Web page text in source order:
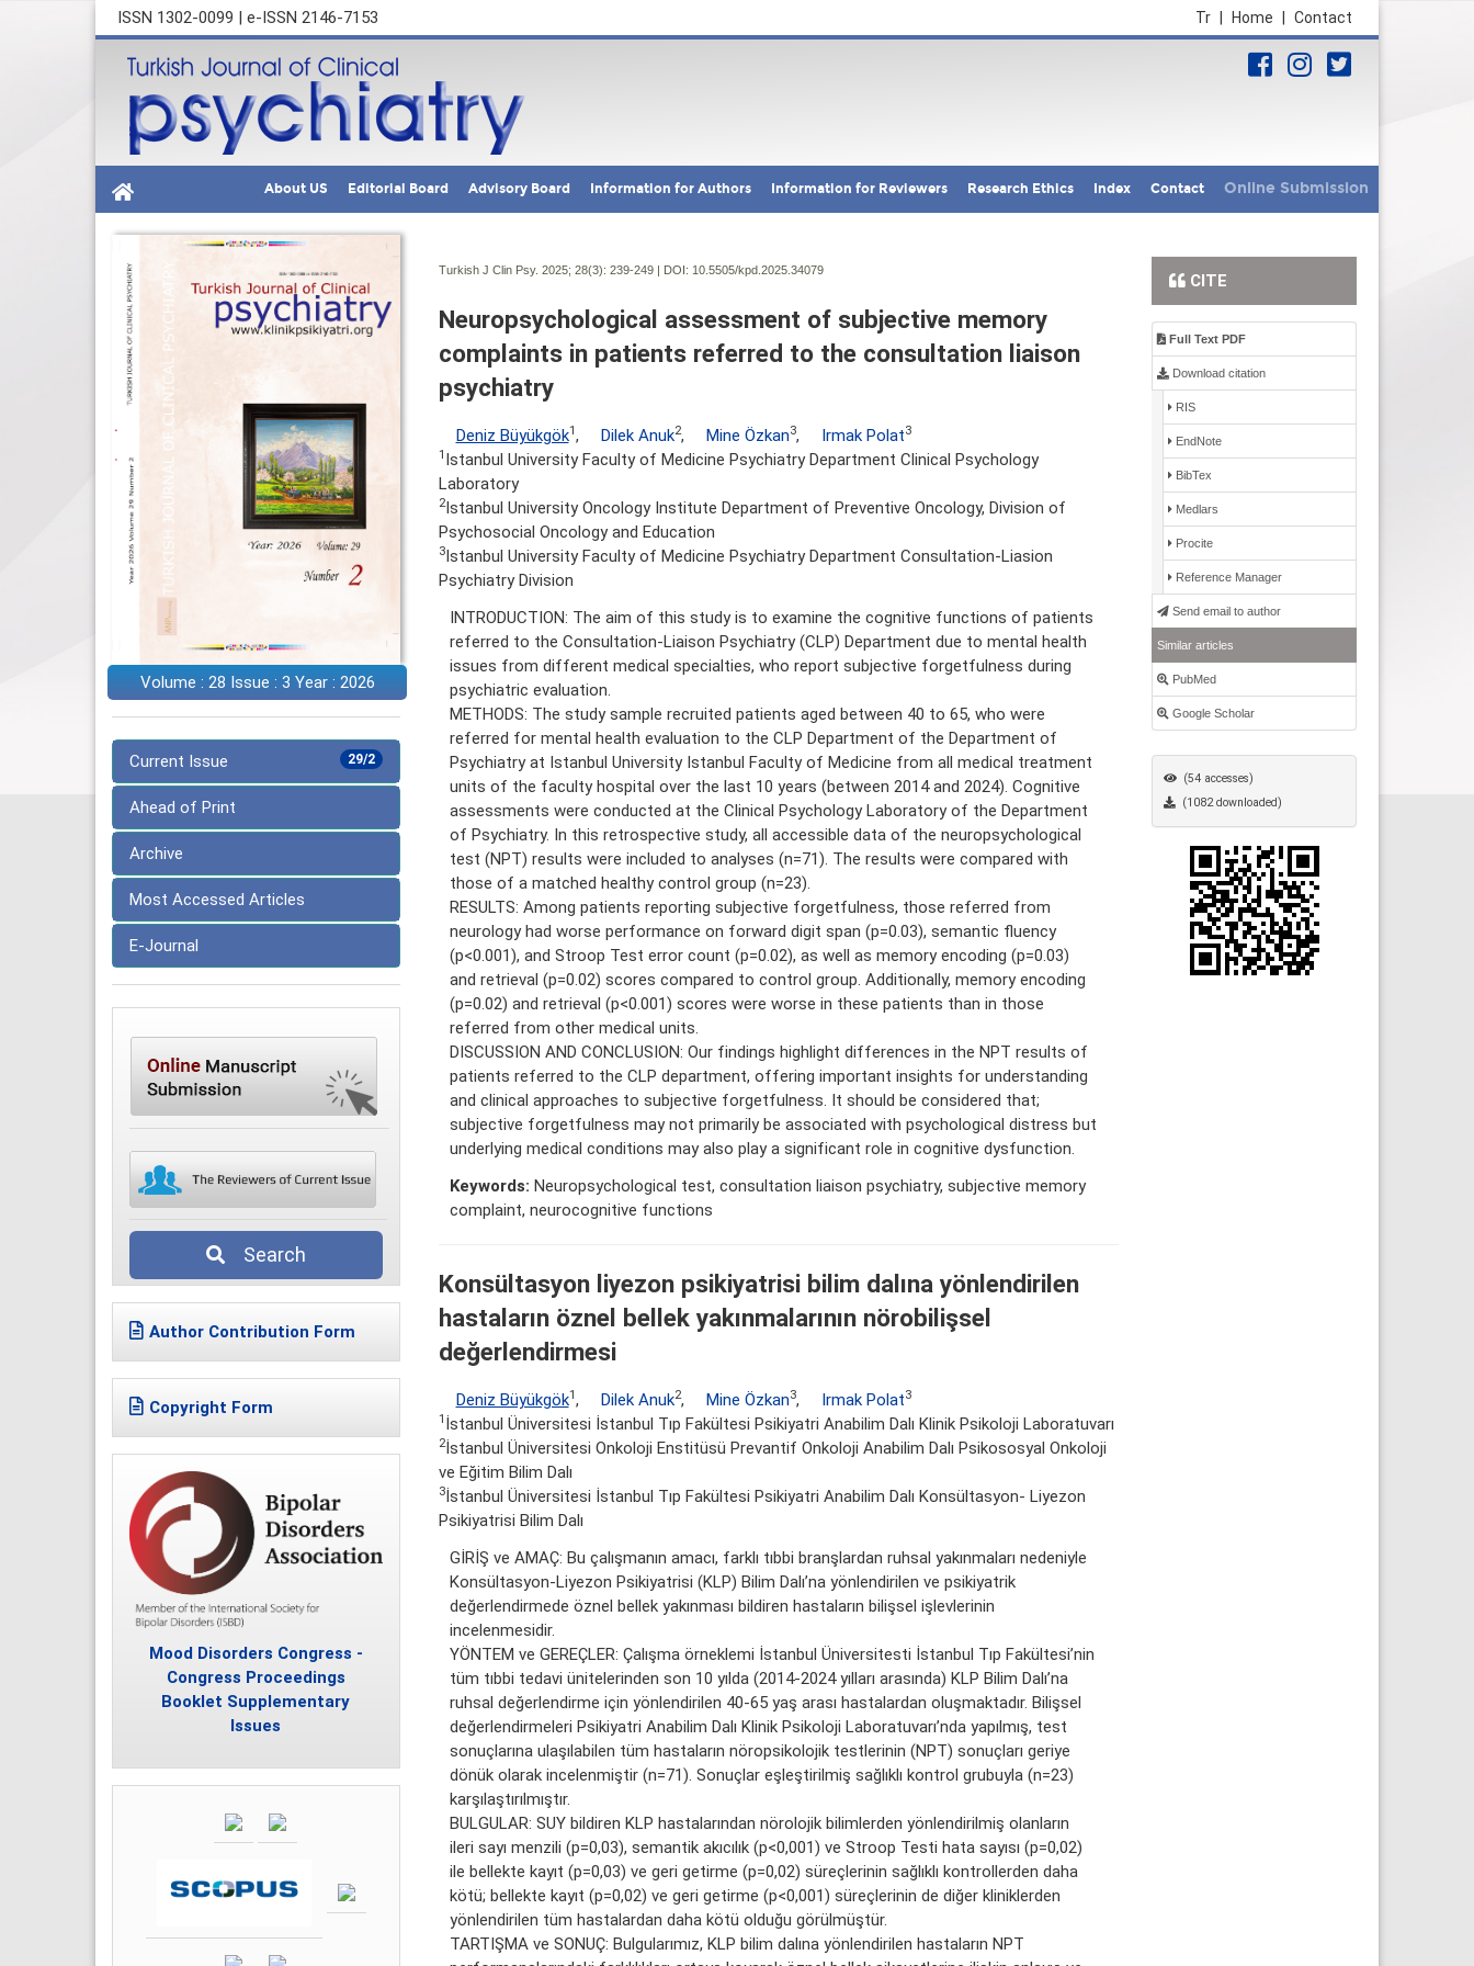
ISSN 1302-0099 | e-ISSN 2146-7153 Contact
Home
Tr
About US Editorial Board Advisory Board Information for Authors Information for Reviewers Research Ethics Index Contact Online Submission
Volume : 28 Issue : 3 Year : 2026
29/2
Current Issue
Ahead of Print
Archive
Most Accessed Articles
E-Journal
Search
Author Contribution Form
Copyright Form
Mood Disorders Congress -
Congress Proceedings
Booklet Supplementary
Issues
Turkish J Clin Psy. 2025; 28(3): 239-249 | DOI: 10.5505/kpd.2025.34079
Neuropsychological assessment of subjective memory
complaints in patients referred to the consultation liaison
psychiatry
Deniz Büyükgök1 , Dilek Anuk2, Mine Özkan3, Irmak Polat3
1 Istanbul University Faculty of Medicine Psychiatry Department Clinical Psychology
Laboratory
2Istanbul University Oncology Institute Department of Preventive Oncology, Division of
Psychosocial Oncology and Education
3Istanbul University Faculty of Medicine Psychiatry Department Consultation-Liasion
Psychiatry Division
INTRODUCTION: The aim of this study is to examine the cognitive functions of patients
referred to the Consultation-Liaison Psychiatry (CLP) Department due to mental health
issues from different medical specialties, who report subjective forgetfulness during
psychiatric evaluation.
METHODS: The study sample recruited patients aged between 40 to 65, who were
referred for mental health evaluation to the CLP Department of the Department of
Psychiatry at Istanbul University Istanbul Faculty of Medicine from all medical treatment
units of the faculty hospital over the last 10 years (between 2014 and 2024). Cognitive
assessments were conducted at the Clinical Psychology Laboratory of the Department
of Psychiatry. In this retrospective study, all accessible data of the neuropsychological
test (NPT) results were included to analyses (n=71). The results were compared with
those of a matched healthy control group (n=23).
RESULTS: Among patients reporting subjective forgetfulness, those referred from
neurology had worse performance on forward digit span (p=0.03), semantic fluency
(p<0.001), and Stroop Test error count (p=0.02), as well as memory encoding (p=0.03)
and retrieval (p=0.02) scores compared to control group. Additionally, memory encoding
(p=0.02) and retrieval (p<0.001) scores were worse in these patients than in those
referred from other medical units.
DISCUSSION AND CONCLUSION: Our findings highlight differences in the NPT results of
patients referred to the CLP department, offering important insights for understanding
and clinical approaches to subjective forgetfulness. It should be considered that;
subjective forgetfulness may not primarily be associated with psychological distress but
underlying medical conditions may also play a significant role in cognitive dysfunction.
Keywords: Neuropsychological test, consultation liaison psychiatry, subjective memory
complaint, neurocognitive functions
Konsültasyon liyezon psikiyatrisi bilim dalına yönlendirilen
hastaların öznel bellek yakınmalarının nörobilişsel
değerlendirmesi
Deniz Büyükgök1, Dilek Anuk2, Mine Özkan3, Irmak Polat3
1 İstanbul Üniversitesi İstanbul Tıp Fakültesi Psikiyatri Anabilim Dalı Klinik Psikoloji Laboratuvarı
2İstanbul Üniversitesi Onkoloji Enstitüsü Prevantif Onkoloji Anabilim Dalı Psikososyal Onkoloji
ve Eğitim Bilim Dalı
3İstanbul Üniversitesi İstanbul Tıp Fakültesi Psikiyatri Anabilim Dalı Konsültasyon- Liyezon
Psikiyatrisi Bilim Dalı
GİRİŞ ve AMAÇ: Bu çalışmanın amacı, farklı tıbbi branşlardan ruhsal yakınmaları nedeniyle
Konsültasyon-Liyezon Psikiyatrisi (KLP) Bilim Dalı’na yönlendirilen ve psikiyatrik
değerlendirmede öznel bellek yakınması bildiren hastaların bilişsel işlevlerinin
incelenmesidir.
YÖNTEM ve GEREÇLER: Çalışma örneklemi İstanbul Üniversitesti İstanbul Tıp Fakültesi’nin
tüm tıbbi tedavi ünitelerinden son 10 yılda (2014-2024 yılları arasında) KLP Bilim Dalı’na
ruhsal değerlendirme için yönlendirilen 40-65 yaş arası hastalardan oluşmaktadır. Bilişsel
değerlendirmeleri Psikiyatri Anabilim Dalı Klinik Psikoloji Laboratuvarı’nda yapılmış, test
sonuçlarına ulaşılabilen tüm hastaların nöropsikolojik testlerinin (NPT) sonuçları geriye
dönük olarak incelenmiştir (n=71). Sonuçlar eşleştirilmiş sağlıklı kontrol grubuyla (n=23)
karşılaştırılmıştır.
BULGULAR: SUY bildiren KLP hastalarından nörolojik bilimlerden yönlendirilmiş olanların
ileri sayı menzili (p=0,03), semantik akıcılık (p<0,001) ve Stroop Testi hata sayısı (p=0,02)
ile bellekte kayıt (p=0,03) ve geri getirme (p=0,02) süreçlerinin sağlıklı kontrollerden daha
kötü; bellekte kayıt (p=0,02) ve geri getirme (p<0,001) süreçlerinin de diğer kliniklerden
yönlendirilen tüm hastalardan daha kötü olduğu görülmüştür.
TARTIŞMA ve SONUÇ: Bulgularımız, KLP bilim dalına yönlendirilen hastaların NPT
CITE
Full Text PDF
Download citation
RIS
EndNote
BibTex
Medlars
Procite
Reference Manager
Send email to author
Similar articles
PubMed
Google Scholar
(54 accesses)
(1082 downloaded)